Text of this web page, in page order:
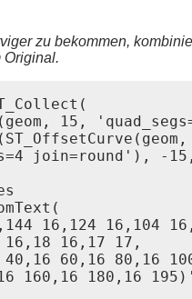
zu bekommen,
Original.
15,
join=round'), -
16,124 16,104
16,17 17,
60,16 80,16